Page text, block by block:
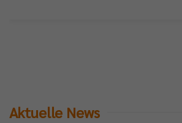
Aktuelle News